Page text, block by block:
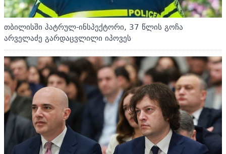
თბილისში პატრულ-ინსპექტორი, 37 წლის გოჩა
არველაძე გარდაცვლილი იპოვეს